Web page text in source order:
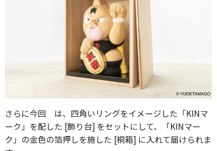
さらに今回 は、四角いリングをイメージした「KINマ
ーク」を配した [飾り台] をセットにして、「KINマー
ク」の金色の箔押しを施した [桐箱] に入れて届けられま